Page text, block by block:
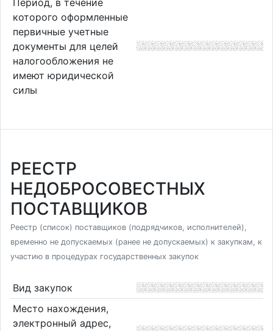
которого оформленные
первичные учетные
документы для целей
налогообложения не
имеют юридической
силы
РЕЕСТР
НЕДОБРОСОВЕСТНЫХ
ПОСТАВЩИКОВ
Реестр (список) поставщиков (подрядчиков, исполнителей),
временно не допускаемых (ранее не допускаемых) к закупкам, к
участию в процедурах государственных закупок
Вид закупок
Место нахождения,
электронный адрес,